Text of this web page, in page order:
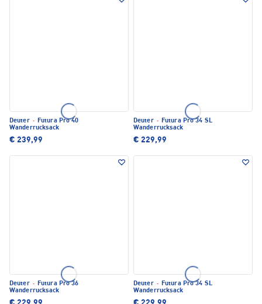
Deuter · Futura Pro 40
Wanderrucksack
€ 239,99
Deuter · Futura Pro 34 SL
Wanderrucksack
€ 229,99
Deuter · Futura Pro 36
Wanderrucksack
Deuter · Futura Pro 34 SL
Wanderrucksack